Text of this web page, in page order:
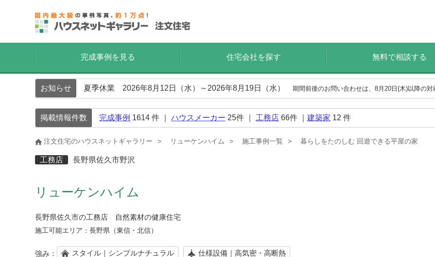
完成事例を見る 住宅会社を探す 無料で相談する
お知らせ 夏季休業 2026年8月12日（水）～2026年8月19日（水） 期間前後のお問い合わせは、8月20日(木)以降の対
掲載情報件数 完成事例 1614 件 ｜ ハウスメーカー 25件 ｜ 工務店 66件 ｜ 建築家 12 件
注文住宅のハウスネットギャラリー リューケンハイム 施工事例一覧 暮らしをたのしむ 回遊できる平屋の家
工務店 長野県佐久市野沢
リューケンハイム
長野県佐久市の工務店 自然素材の健康住宅
施工可能エリア： 長野県（東信・北信）
強み： スタイル｜シンプルナチュラル 仕様設備｜高気密・高断熱